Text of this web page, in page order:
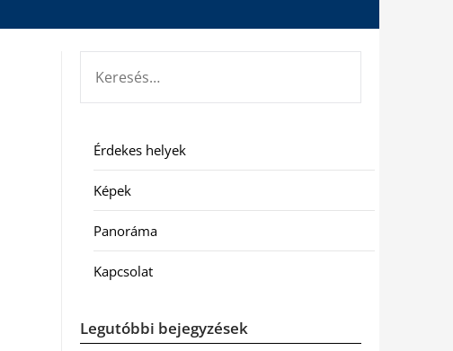
Érdekes helyek
Képek
Panoráma
Kapcsolat
Legutóbbi bejegyzések